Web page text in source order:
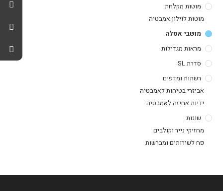
מוטות מקלחת
מוטות לוילון אמבטיה
מושבי אסלה
מראות מגדילות
סדרת SL
רשתות ומדפים
אביזרי בטיחות לאמבטיה
ידיות אחיזה לאמבטיה
שונות
מחזיקי נייר וקולבים
פח לשירותים ומברשות